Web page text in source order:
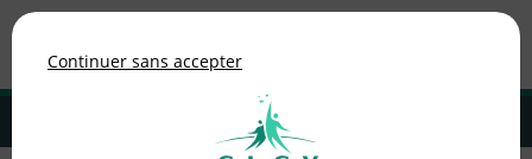
MENU
Adhérer à la CLCV
Continuer sans accepter